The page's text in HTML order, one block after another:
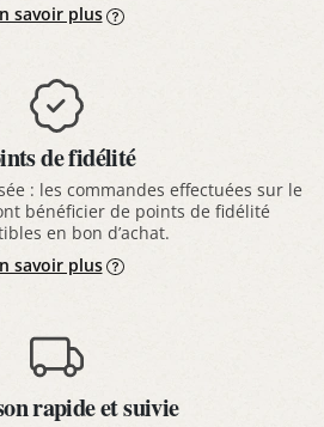
savoir plus
de fidélité
: les commandes effectuées sur le
bénéficier de points de fidélité
en bon d’achat.
savoir plus
rapide et suivie